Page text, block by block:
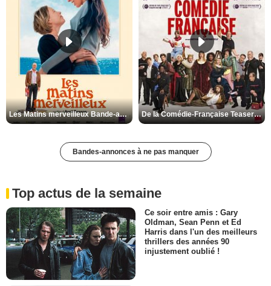
Les Matins merveilleux Bande-annonce VF De la Comédie-Française Teaser VF
Bandes-annonces à ne pas manquer
Top actus de la semaine
Ce soir entre amis : Gary
Oldman, Sean Penn et Ed
Harris dans l'un des meilleurs
thrillers des années 90
injustement oublié !